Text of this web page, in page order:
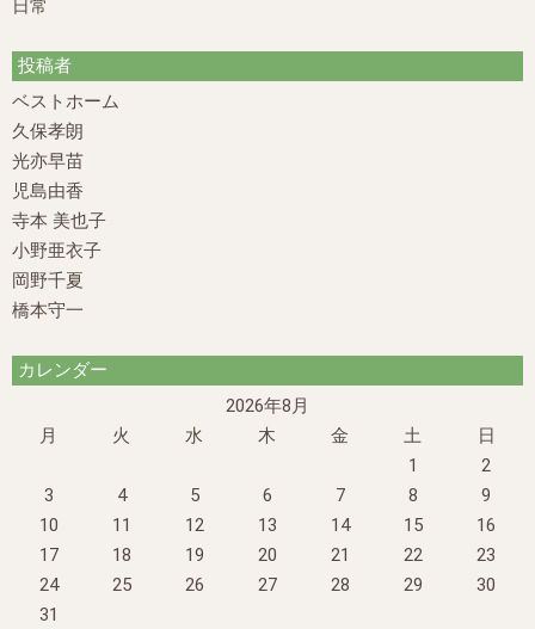
日常
投稿者
ベストホーム
久保孝朗
光亦早苗
児島由香
寺本 美也子
小野亜衣子
岡野千夏
橋本守一
カレンダー
2026年8月
月
火 水 木 金 土
日
1
2
3
4 5 6 7 8
9
10
11 12 13 14 15
16
17
18 19 20 21 22
23
24
25 26 27 28 29
30
31